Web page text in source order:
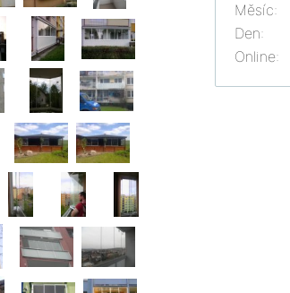
Online:
Měsíc:
Den: